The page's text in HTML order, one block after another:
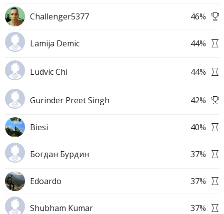
Challenger5377 46%
Lamija Demic 44%
Ludvic Chi 44%
Gurinder Preet Singh 42%
Biesi 40%
Богдан Бурдин 37%
Edoardo 37%
Shubham Kumar 37%